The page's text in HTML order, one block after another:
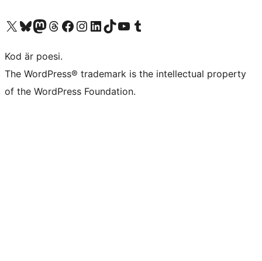
Besök vår X-konto (f.d. Twitter)
Besök vårt Bluesky-konto
Besök vårt Mastodon-konto
Besök vårt Thread-konto
Besök vår Facebook-sidaBesök vårt Instagram-konto
Besök vårt LinkedIn-konto
Besök vårt TikTok-konto
Besök vår YouTube-kanalBesök vårt Tumblr-konto
Kod är poesi.
The WordPress® trademark is the intellectual property
of the WordPress Foundation.